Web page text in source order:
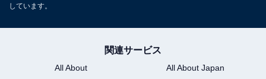
しています。
関連サービス
All About
All About Japan